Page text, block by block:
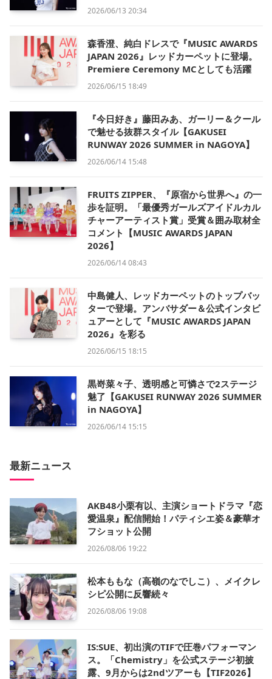
2026/06/13 20:34
森香澄、純白ドレスで『MUSIC AWARDS
JAPAN 2026』レッドカーペットに登場。
Premiere Ceremony MCとしても活躍
2026/06/15 18:49
『今日好き』藤田みあ、ガーリー＆クール
で魅せる抜群スタイル【GAKUSEI
RUNWAY 2026 SUMMER in NAGOYA】
2026/06/14 15:48
FRUITS ZIPPER、『原宿から世界へ』の一
歩を証明。「最優秀ガールズアイドルカル
チャーアーティスト賞」受賞＆囲み取材全
コメント【MUSIC AWARDS JAPAN
2026】
2026/06/14 08:43
中島健人、レッドカーペットのトップバッ
ターで登場。アンバサダー＆公式インタビ
ュアーとして『MUSIC AWARDS JAPAN
2026』を彩る
2026/06/15 18:15
黒嵜菜々子、透明感と可憐さで2ステージ
魅了【GAKUSEI RUNWAY 2026 SUMMER
in NAGOYA】
2026/06/14 15:15
最新ニュース
AKB48小栗有以、主演ショートドラマ『恋
愛温泉』配信開始！パティシエ姿＆豪華オ
フショット公開
2026/08/06 19:22
松本ももな（高嶺のなでしこ）、メイクレ
シピ公開に反響続々
2026/08/06 19:08
IS:SUE、初出演のTIFで圧巻パフォーマン
ス。「Chemistry」を公式ステージ初披
露、9月からは2ndツアーも【TIF2026】